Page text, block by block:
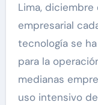
Lima, diciembre de 2025.- En un entorno
empresarial
tecnología se
para la
medianas
uso intensivo